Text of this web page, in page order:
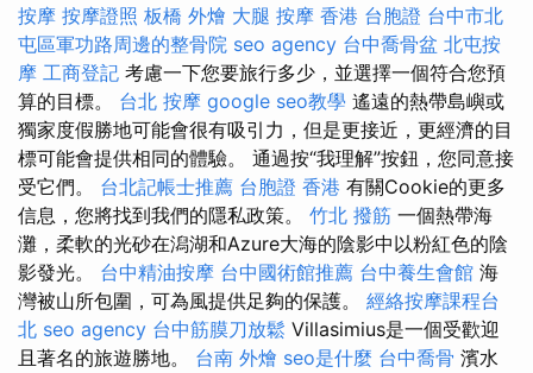
按摩 按摩證照 板橋 外燴 大腿 按摩 香港 台胞證 台中市北
屯區軍功路周邊的整骨院 seo agency 台中喬骨盆 北屯按
摩 工商登記 考慮一下您要旅行多少，並選擇一個符合您預
算的目標。 台北 按摩 google seo教學 遙遠的熱帶島嶼或
獨家度假勝地可能會很有吸引力，但是更接近，更經濟的目
標可能會提供相同的體驗。 通過按“我理解”按鈕，您同意接
受它們。 台北記帳士推薦 台胞證 香港 有關Cookie的更多
信息，您將找到我們的隱私政策。 竹北 撥筋 一個熱帶海
灘，柔軟的光砂在潟湖和Azure大海的陰影中以粉紅色的陰
影發光。 台中精油按摩 台中國術館推薦 台中養生會館 海
灣被山所包圍，可為風提供足夠的保護。 經絡按摩課程台
北 seo agency 台中筋膜刀放鬆 Villasimius是一個受歡迎
且著名的旅遊勝地。 台南 外燴 seo是什麼 台中喬骨 濱水